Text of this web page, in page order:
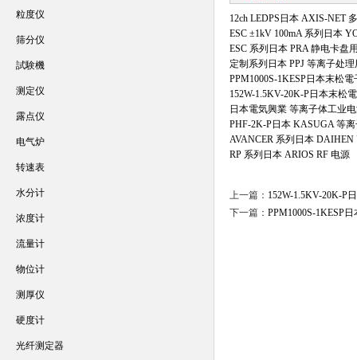
12ch LEDPS日本 AXIS‑NET
ESC ±1kV 100mA 系列日本
ESC 系列日本 PRA 静电卡盘
定制系列日本 PPJ 等离子处
PPM1000S-1KESP日本末松
152W-1.5KV-20K-P日本末松
日本電気興業 等离子体工业
PHF-2K-P日本 KASUGA 等
AVANCER 系列日本
RP 系列日本 ARIOS RF 电源
上一篇： 152W-1.5KV-20K-P
下一篇： PPM1000S-1KESP
粒度仪
筛分仪
試験機
测定仪
露点仪
电气炉
转速表
水分计
浓度计
流量计
物位计
测厚仪
硬度计
光纤测定器